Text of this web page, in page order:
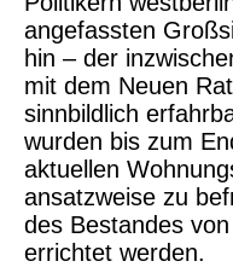
angefassten
hin – der
mit dem Neuen
sinnbildlich
wurden bis zum
aktuellen
ansatzweise zu
des Bestandes
errichtet werden.